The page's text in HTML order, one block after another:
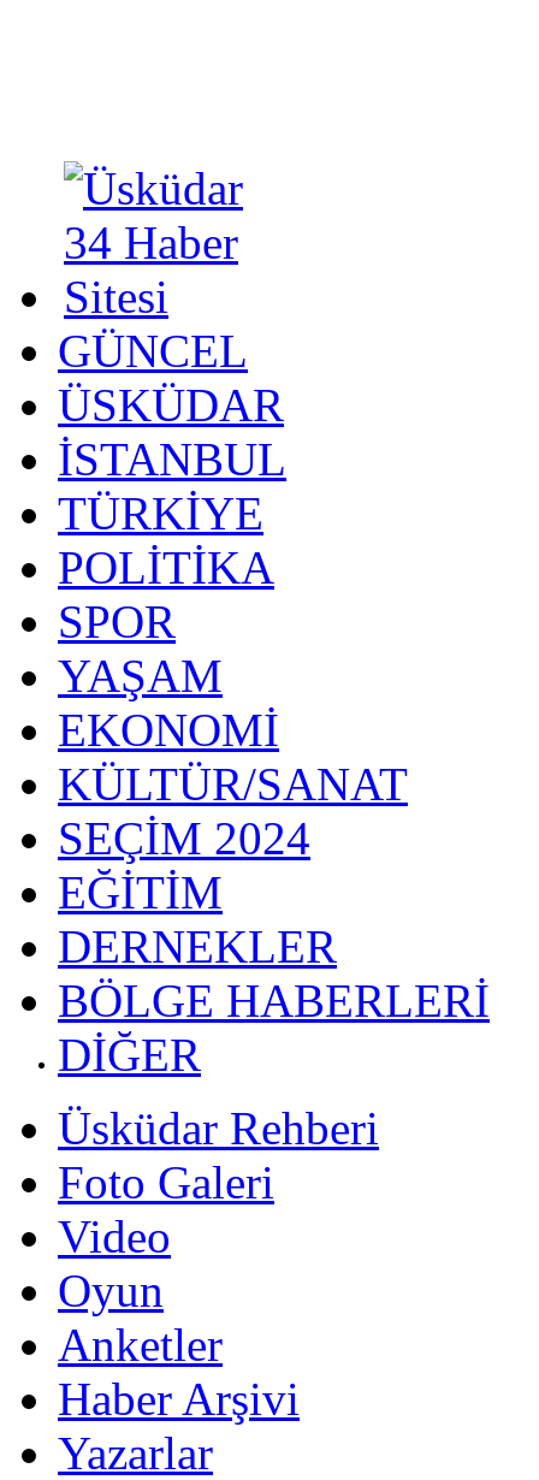
GÜNCEL
ÜSKÜDAR
İSTANBUL
TÜRKİYE
POLİTİKA
SPOR
YAŞAM
EKONOMİ
KÜLTÜR/SANAT
SEÇİM 2024
EĞİTİM
DERNEKLER
BÖLGE HABERLERİ
DİĞER
Üsküdar Rehberi
Foto Galeri
Video
Oyun
Anketler
Haber Arşivi
Yazarlar